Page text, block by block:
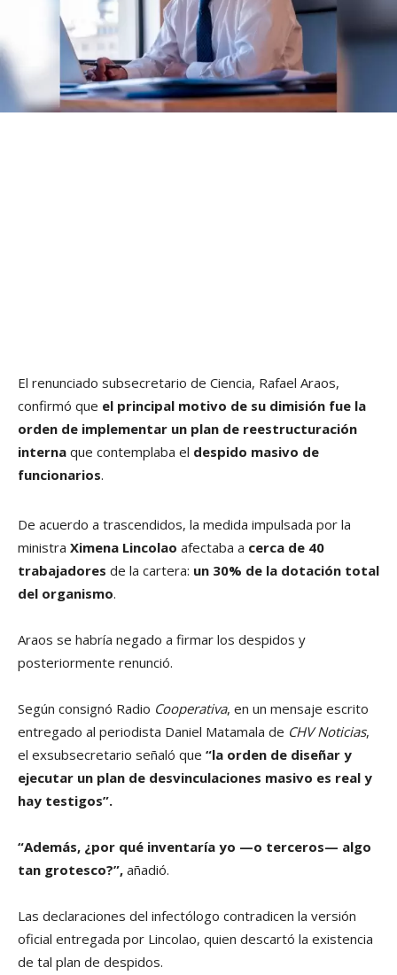
El renunciado subsecretario de Ciencia, Rafael Araos,
confirmó que el principal motivo de su dimisión fue la
orden de implementar un plan de reestructuración
interna que contemplaba el despido masivo de
funcionarios.
De acuerdo a trascendidos, la medida impulsada por la
ministra Ximena Lincolao afectaba a cerca de 40
trabajadores de la cartera: un 30% de la dotación total
del organismo.
Araos se habría negado a firmar los despidos y
posteriormente renunció.
Según consignó Radio Cooperativa, en un mensaje escrito
entregado al periodista Daniel Matamala de CHV Noticias,
el exsubsecretario señaló que “la orden de diseñar y
ejecutar un plan de desvinculaciones masivo es real y
hay testigos”.
“Además, ¿por qué inventaría yo —o terceros— algo
tan grotesco?”, añadió.
Las declaraciones del infectólogo contradicen la versión
oficial entregada por Lincolao, quien descartó la existencia
de tal plan de despidos.